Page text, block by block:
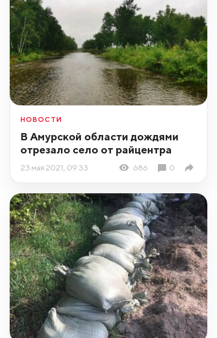
НОВОСТИ
В Амурской области дождями
отрезало село от райцентра
23 мая 2021, 09:33 686 0